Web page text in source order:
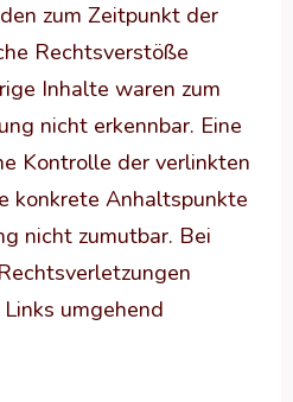
zum Zeitpunkt der
Rechtsverstöße
Inhalte waren zum
nicht erkennbar. Eine
Kontrolle der verlinkten
konkrete Anhaltspunkte
nicht zumutbar. Bei
umgehend